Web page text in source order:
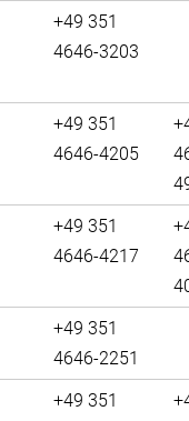
+49 351
4646-3203
+49 351
4646-4205
+49 351
4646-4217
+49 351
4646-2251
+49 351